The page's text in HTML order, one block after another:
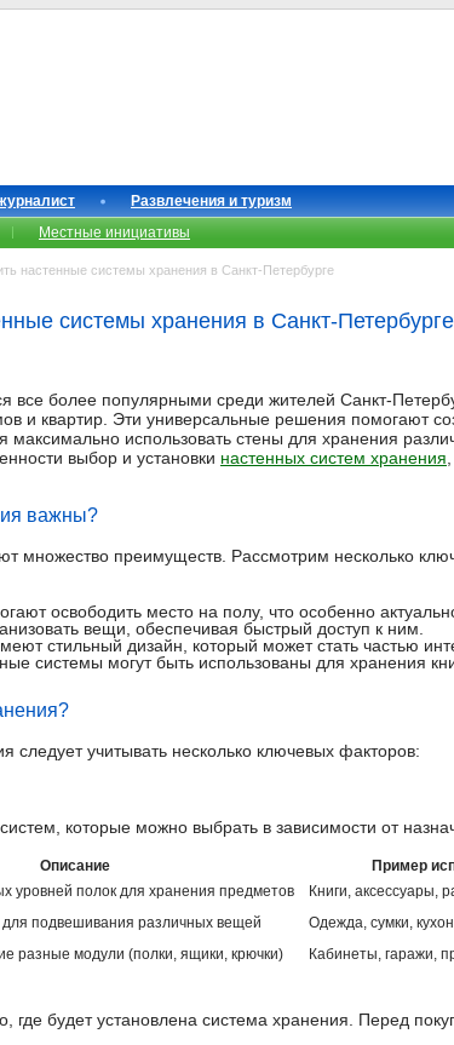
Развлечения и туризм
Местные инициативы
настенные системы хранения в Санкт-Петербурге
системы хранения в Санкт-Петербурге
все более популярными среди жителей Санкт-
и квартир. Эти универсальные решения помогают
максимально использовать стены для хранения
выбор и установки настенных систем хранения
важны?
множество преимуществ. Рассмотрим несколько
освободить место на полу, что особенно
вещи, обеспечивая быстрый доступ к ним.
стильный дизайн, который может стать частью
системы могут быть использованы для хранения
учитывать несколько ключевых факторов:
которые можно выбрать в зависимости от
Описание
Пример
уровней полок для хранения предметов
Книги, аксессуары,
подвешивания различных вещей
Одежда, сумки,
разные модули (полки, ящики, крючки) Кабинеты, гаражи,
где будет установлена система хранения. Перед